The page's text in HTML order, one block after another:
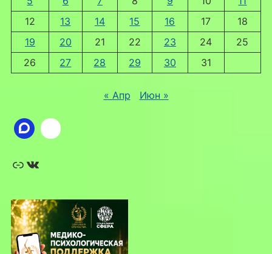
12
13 14 15 16 17
18
19
20 21 22 23 24
25
26
27 28 29 30 31
« Апр Июн »
Ссылка